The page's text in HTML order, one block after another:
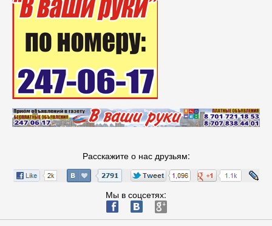
Расскажите о нас друзьям:
Мы в соцсетях:
ä æ è